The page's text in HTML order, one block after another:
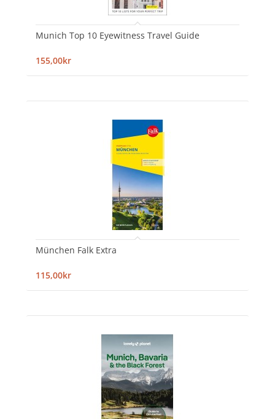
Munich Top 10 Eyewitness Travel Guide
155,00kr
München Falk Extra
115,00kr